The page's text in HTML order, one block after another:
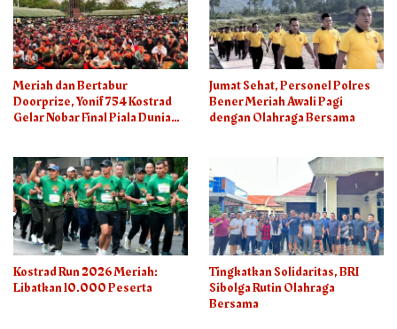
Meriah dan Bertabur
Doorprize, Yonif 754 Kostrad
Gelar Nobar Final Piala Dunia
Jumat Sehat, Personel Polres
Bener Meriah Awali Pagi
dengan Olahraga Bersama
Kostrad Run 2026 Meriah:
Libatkan 10.000 Peserta
Tingkatkan Solidaritas, BRI
Sibolga Rutin Olahraga
Bersama